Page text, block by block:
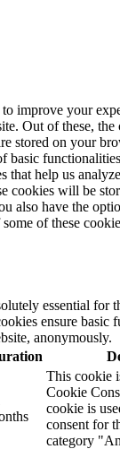
improve your
Out of these, the
stored on your
basic
that help us
cookies will be
also have the
of these
essential for
ensure basic
anonymously.
This cookie
Cookie
cookie is
consent for
category